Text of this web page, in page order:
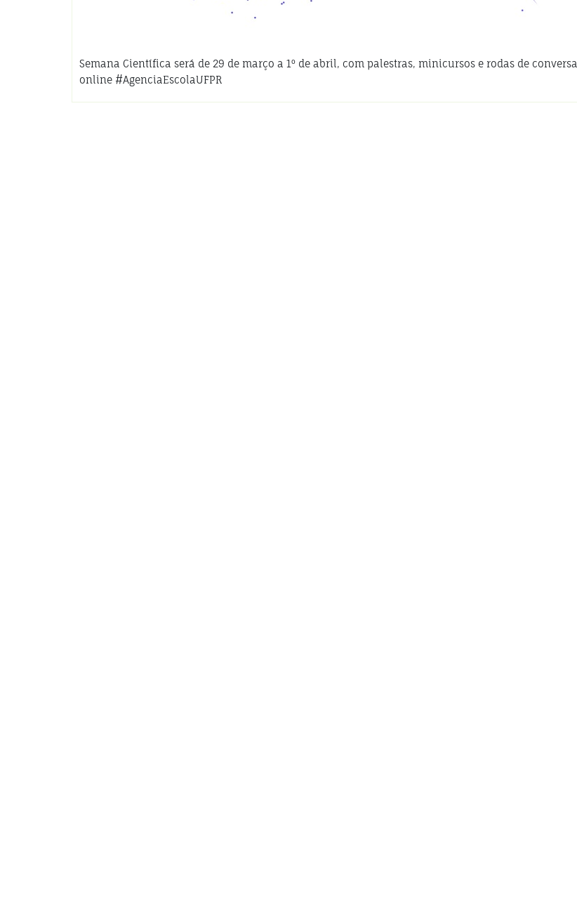
Semana Científica será de 29 de março a 1º de abril, com palestras, minicursos e rodas de conversa
online #AgenciaEscolaUFPR